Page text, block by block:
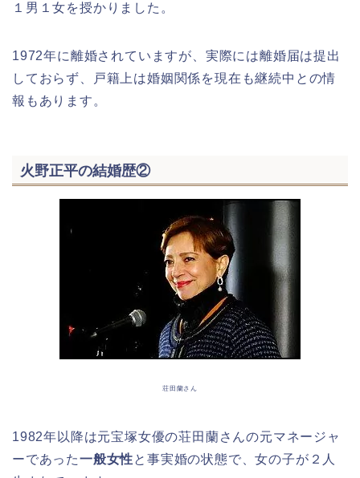
１男１女を授かりました。
1972年に離婚されていますが、実際には離婚届は提出
しておらず、戸籍上は婚姻関係を現在も継続中との情
報もあります。
火野正平の結婚歴②
荘田蘭さん
1982年以降は元宝塚女優の荘田蘭さんの元マネージャ
ーであった一般女性と事実婚の状態で、女の子が２人